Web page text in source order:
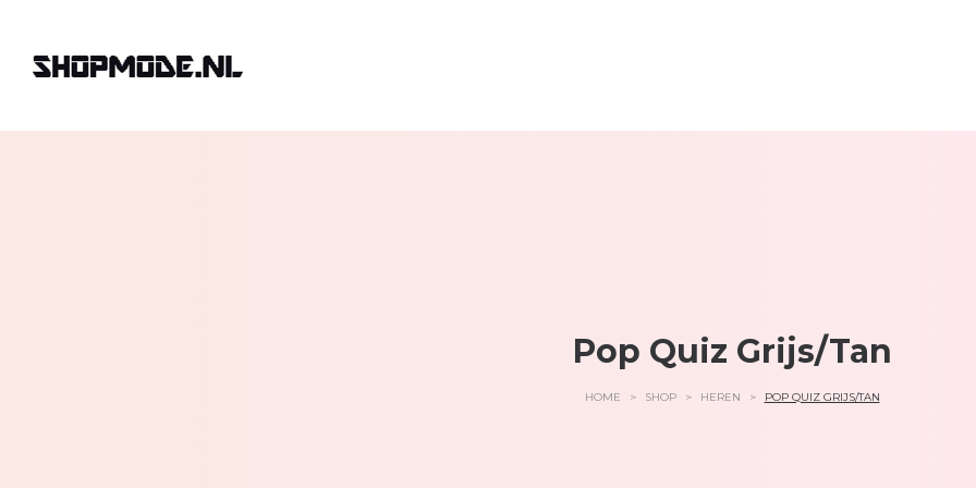
Pop Quiz Grijs/Tan
HOME > SHOP > HEREN > POP QUIZ GRIJS/TAN